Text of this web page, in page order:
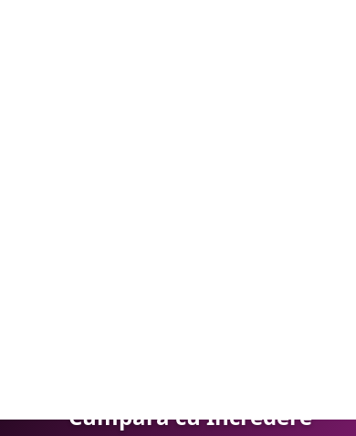
reduceri la comenzile viitoare!
6 piese JOLFDE74
Cumpără cu Încredere